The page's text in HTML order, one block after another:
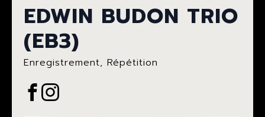
EDWIN BUDON TRIO
(EB3)
Enregistrement Répétition